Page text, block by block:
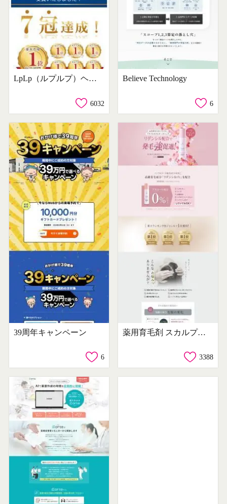
LpLp（ルプルプ）ヘアカラートリートメント
6032
Believe Technology
6
39周年キャンペーン
6
薬用育毛剤 スカルプははこプレミアム
3388